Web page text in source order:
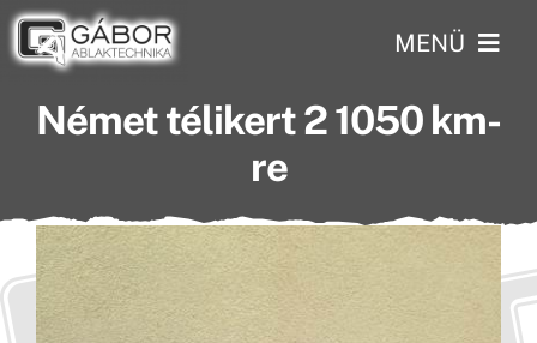
Skip
to
MENÜ
Kezdőlap
Szolgáltatások
Rólunk
Német télikert 2 1050 km-
re